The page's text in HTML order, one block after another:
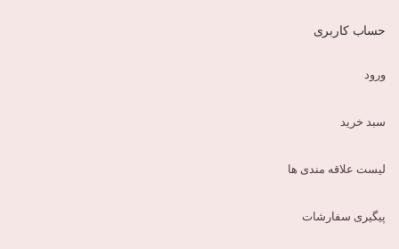
حساب کاربری
ورود
سبد خرید
لیست علاقه مندی ها
پیگیری سفارشات